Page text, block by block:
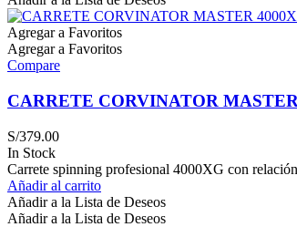
Agregar a Favoritos
Agregar a Favoritos
Compare
CARRETE CORVINATOR
S/379.00
In Stock
Carrete spinning profesional 4000XG con
Añadir al carrito
Añadir a la Lista de Deseos
Añadir a la Lista de Deseos